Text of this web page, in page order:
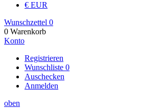
€ EUR
Wunschzettel 0
0 Warenkorb
Konto
Registrieren
Wunschliste 0
Auschecken
Anmelden
oben